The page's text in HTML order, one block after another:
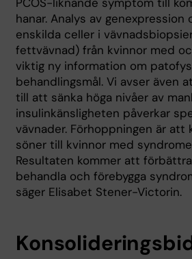
hanar. Analys av
enskilda celler i
fettvävnad) från kvinnor med
viktig ny information om
behandlingsmål. Vi avser även
till att sänka höga nivåer av
insulinkänsligheten påverkar
vävnader. Förhoppningen är
söner till kvinnor med
Resultaten kommer att
behandla och förebygga
säger Elisabet Stener-Victorin.